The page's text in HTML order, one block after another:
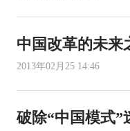
中国改革的未来
2013年02月25 14:46
破除“中国模式”